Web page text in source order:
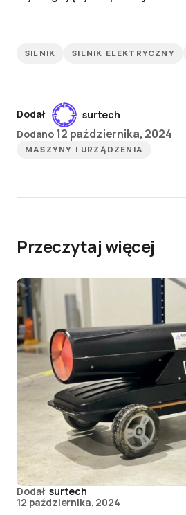
SILNIK SILNIK ELEKTRYCZNY
Dodał
surtech
Dodano 12 października, 2024
MASZYNY I URZĄDZENIA
Przeczytaj więcej
Dodał surtech
12 października, 2024